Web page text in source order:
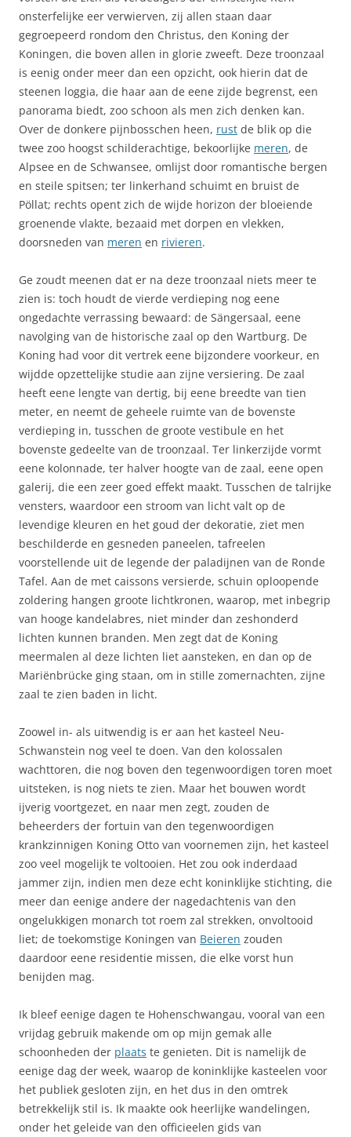
onsterfelijke eer verwierven, zij allen staan daar
gegroepeerd rondom den Christus, den Koning der
Koningen, die boven allen in glorie zweeft. Deze troonzaal
is eenig onder meer dan een opzicht, ook hierin dat de
steenen loggia, die haar aan de eene zijde begrenst, een
panorama biedt, zoo schoon als men zich denken kan.
Over de donkere pijnbosschen heen, rust de blik op die
twee zoo hoogst schilderachtige, bekoorlijke meren, de
Alpsee en de Schwansee, omlijst door romantische bergen
en steile spitsen; ter linkerhand schuimt en bruist de
Pöllat; rechts opent zich de wijde horizon der bloeiende
groenende vlakte, bezaaid met dorpen en vlekken,
doorsneden van meren en rivieren.
Ge zoudt meenen dat er na deze troonzaal niets meer te
zien is: toch houdt de vierde verdieping nog eene
ongedachte verrassing bewaard: de Sängersaal, eene
navolging van de historische zaal op den Wartburg. De
Koning had voor dit vertrek eene bijzondere voorkeur, en
wijdde opzettelijke studie aan zijne versiering. De zaal
heeft eene lengte van dertig, bij eene breedte van tien
meter, en neemt de geheele ruimte van de bovenste
verdieping in, tusschen de groote vestibule en het
bovenste gedeelte van de troonzaal. Ter linkerzijde vormt
eene kolonnade, ter halver hoogte van de zaal, eene open
galerij, die een zeer goed effekt maakt. Tusschen de talrijke
vensters, waardoor een stroom van licht valt op de
levendige kleuren en het goud der dekoratie, ziet men
beschilderde en gesneden paneelen, tafreelen
voorstellende uit de legende der paladijnen van de Ronde
Tafel. Aan de met caissons versierde, schuin oploopende
zoldering hangen groote lichtkronen, waarop, met inbegrip
van hooge kandelabres, niet minder dan zeshonderd
lichten kunnen branden. Men zegt dat de Koning
meermalen al deze lichten liet aansteken, en dan op de
Mariënbrücke ging staan, om in stille zomernachten, zijne
zaal te zien baden in licht.
Zoowel in- als uitwendig is er aan het kasteel Neu-
Schwanstein nog veel te doen. Van den kolossalen
wachttoren, die nog boven den tegenwoordigen toren moet
uitsteken, is nog niets te zien. Maar het bouwen wordt
ijverig voortgezet, en naar men zegt, zouden de
beheerders der fortuin van den tegenwoordigen
krankzinnigen Koning Otto van voornemen zijn, het kasteel
zoo veel mogelijk te voltooien. Het zou ook inderdaad
jammer zijn, indien men deze echt koninklijke stichting, die
meer dan eenige andere der nagedachtenis van den
ongelukkigen monarch tot roem zal strekken, onvoltooid
liet; de toekomstige Koningen van Beieren zouden
daardoor eene residentie missen, die elke vorst hun
benijden mag.
Ik bleef eenige dagen te Hohenschwangau, vooral van een
vrijdag gebruik makende om op mijn gemak alle
schoonheden der plaats te genieten. Dit is namelijk de
eenige dag der week, waarop de koninklijke kasteelen voor
het publiek gesloten zijn, en het dus in den omtrek
betrekkelijk stil is. Ik maakte ook heerlijke wandelingen,
onder het geleide van den officieelen gids van